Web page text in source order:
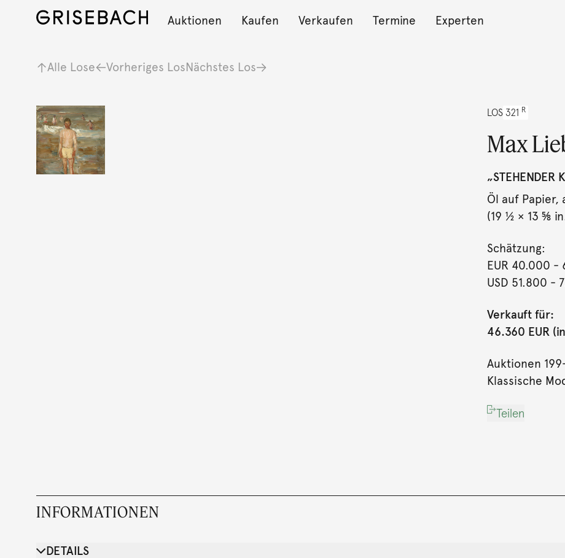
Auktionen Kaufen Verkaufen Termine Experten
Alle Lose Vorheriges LosNächstes Los
LOS 321 R
Max
„STEHENDER
Öl auf Papier,
(19 ½ × 13 ⅝
Schätzung:
EUR 40.000 -
USD 51.800 -
Verkauft für:
46.360 EUR
Auktionen
Klassische
Teilen
INFORMATIONEN
DETAILS